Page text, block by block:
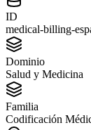
ID
medical-billing-
Dominio
Salud y Medicina
Familia
Codificación